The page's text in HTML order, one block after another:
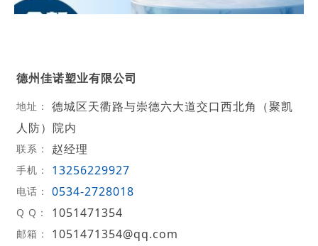
德州佳诺塑业有限公司
地址：
德城区天衢路与崇德六大道交口西北角（聚凯
人防）院内
联系： 赵经理
手机： 13256229927
电话： 0534-2728018
Q Q： 1051471354
邮箱： 1051471354@qq.com